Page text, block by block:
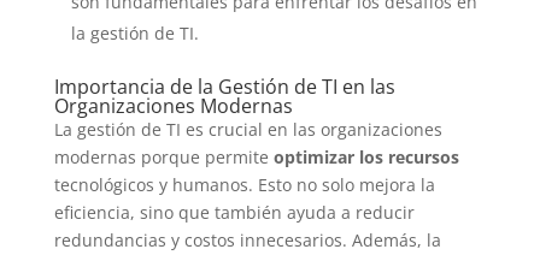
la gestión de TI.
Importancia de la Gestión de TI en las
Organizaciones Modernas
La gestión de TI es crucial en las organizaciones
modernas porque permite optimizar los recursos
tecnológicos y humanos. Esto no solo mejora la
eficiencia, sino que también ayuda a reducir
redundancias y costos innecesarios. Además, la